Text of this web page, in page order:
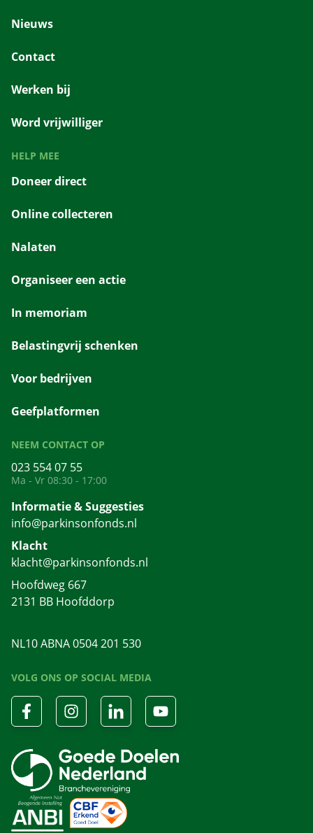
Nieuws
Contact
Werken bij
Word vrijwilliger
HELP MEE
Doneer direct
Online collecteren
Nalaten
Organiseer een actie
In memoriam
Belastingvrij schenken
Voor bedrijven
Geefplatformen
NEEM CONTACT OP
023 554 07 55
Ma - Vr 08:30 - 17:00
Informatie & Suggesties
info@parkinsonfonds.nl
Klacht
klacht@parkinsonfonds.nl
Hoofdweg 667
2131 BB Hoofddorp
NL10 ABNA 0504 201 530
VOLG ONS OP SOCIAL MEDIA